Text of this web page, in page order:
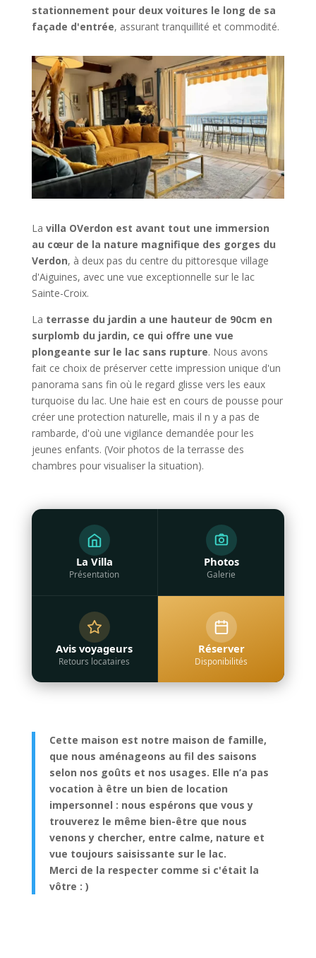
stationnement pour deux voitures le long de sa
façade d'entrée, assurant tranquillité et commodité.
La villa OVerdon est avant tout une immersion
au cœur de la nature magnifique des gorges du
Verdon, à deux pas du centre du pittoresque village
d'Aiguines, avec une vue exceptionnelle sur le lac
Sainte-Croix.
La terrasse du jardin a une hauteur de 90cm en
surplomb du jardin, ce qui offre une vue
plongeante sur le lac sans rupture. Nous avons
fait ce choix de préserver cette impression unique d'un
panorama sans fin où le regard glisse vers les eaux
turquoise du lac. Une haie est en cours de pousse pour
créer une protection naturelle, mais il n y a pas de
rambarde, d'où une vigilance demandée pour les
jeunes enfants. (Voir photos de la terrasse des
chambres pour visualiser la situation).
La Villa
Présentation
Photos
Galerie
Avis voyageurs
Retours locataires
Réserver
Disponibilités
Cette maison est notre maison de famille,
que nous aménageons au fil des saisons
selon nos goûts et nos usages. Elle n’a pas
vocation à être un bien de location
impersonnel : nous espérons que vous y
trouverez le même bien-être que nous
venons y chercher, entre calme, nature et
vue toujours saisissante sur le lac.
Merci de la respecter comme si c'était la
vôtre : )